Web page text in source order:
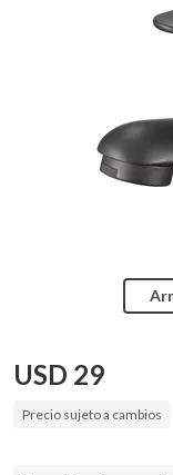
USD 29
Precio sujeto a cambios